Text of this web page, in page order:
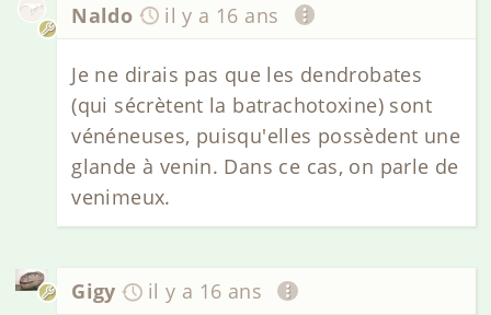
Naldo il y a 16 ans
Je ne dirais pas que les dendrobates
(qui sécrètent la batrachotoxine) sont
vénéneuses, puisqu'elles possèdent une
glande à venin. Dans ce cas, on parle de
venimeux.
Gigy il y a 16 ans